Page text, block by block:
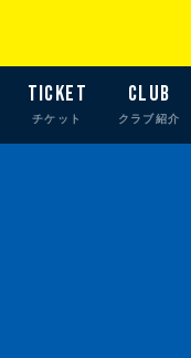
TICKET
チケット
CLUB
クラブ紹介